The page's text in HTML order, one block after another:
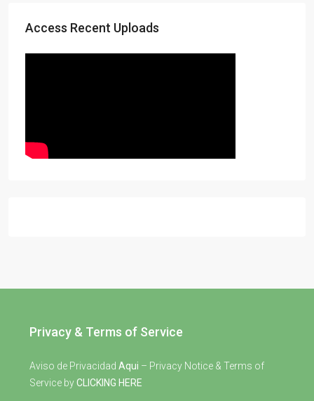
Access Recent Uploads
Privacy & Terms of Service
Aviso de Privacidad Aqui – Privacy Notice & Terms of
Service byCLICKING HERE